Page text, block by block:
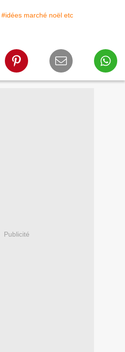
#idées marché noël etc
Publicité